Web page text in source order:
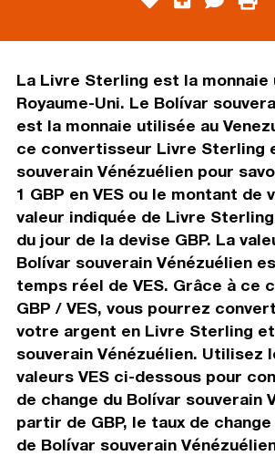
La Livre Sterling est la monnaie
Royaume-Uni. Le Bolívar
est la monnaie utilisée au
ce convertisseur Livre Sterling
souverain Vénézuélien pour
1 GBP en VES ou le montant de
valeur indiquée de Livre
du jour de la devise GBP. La
Bolívar souverain Vénézuélien
temps réel de VES. Grâce à ce
GBP / VES, vous pourrez
votre argent en Livre Sterling
souverain Vénézuélien. Utilisez
valeurs VES ci-dessous pour
de change du Bolívar souverain
partir de GBP, le taux de
de Bolívar souverain